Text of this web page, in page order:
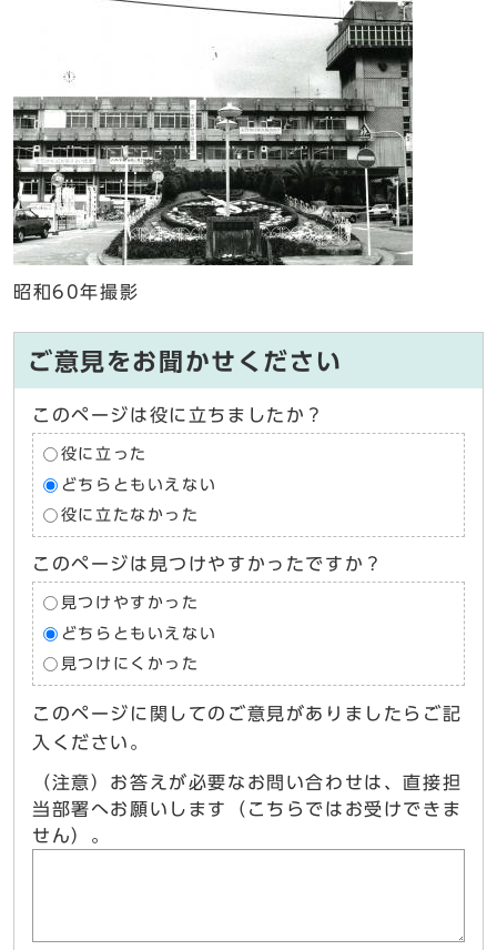
昭和60年撮影
ご意見をお聞かせください
このページは役に立ちましたか？
役に立った
どちらともいえない
役に立たなかった
このページは見つけやすかったですか？
見つけやすかった
どちらともいえない
見つけにくかった
このページに関してのご意見がありましたらご記
入ください。
（注意）お答えが必要なお問い合わせは、直接担
当部署へお願いします（こちらではお受けできま
せん）。